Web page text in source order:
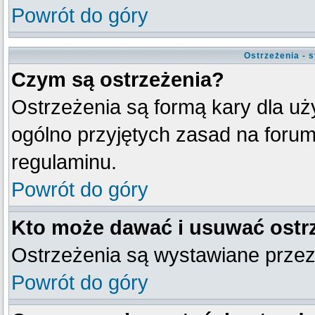
Powrót do góry
Ostrzeżenia -
Czym są ostrzeżenia?
Ostrzeżenia są formą kary dla
ogólno przyjętych zasad na
regulaminu.
Powrót do góry
Kto może dawać i usuwać
Ostrzeżenia są wystawiane
Powrót do góry